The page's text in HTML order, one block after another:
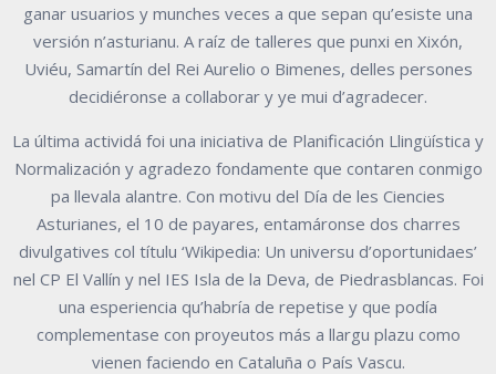
ganar usuarios y munches veces a que sepan qu’esiste una
versión n’asturianu. A raíz de talleres que punxi en Xixón,
Uviéu, Samartín del Rei Aurelio o Bimenes, delles persones
decidiéronse a collaborar y ye mui d’agradecer.
La última actividá foi una iniciativa de Planificación Llingüística y
Normalización y agradezo fondamente que contaren conmigo
pa llevala alantre. Con motivu del Día de les Ciencies
Asturianes, el 10 de payares, entamáronse dos charres
divulgatives col títulu ‘Wikipedia: Un universu d’oportunidaes’
nel CP El Vallín y nel IES Isla de la Deva, de Piedrasblancas. Foi
una esperiencia qu’habría de repetise y que podía
complementase con proyeutos más a llargu plazu como
vienen faciendo en Cataluña o País Vascu.